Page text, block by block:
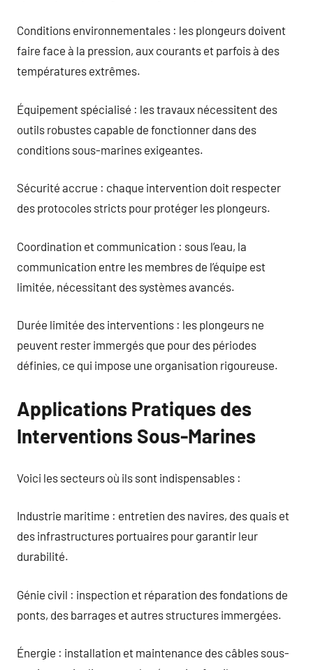
Conditions environnementales : les plongeurs doivent
faire face à la pression, aux courants et parfois à des
températures extrêmes.
Équipement spécialisé : les travaux nécessitent des
outils robustes capable de fonctionner dans des
conditions sous-marines exigeantes.
Sécurité accrue : chaque intervention doit respecter
des protocoles stricts pour protéger les plongeurs.
Coordination et communication : sous l’eau, la
communication entre les membres de l’équipe est
limitée, nécessitant des systèmes avancés.
Durée limitée des interventions : les plongeurs ne
peuvent rester immergés que pour des périodes
définies, ce qui impose une organisation rigoureuse.
Applications Pratiques des
Interventions Sous-Marines
Voici les secteurs où ils sont indispensables :
Industrie maritime : entretien des navires, des quais et
des infrastructures portuaires pour garantir leur
durabilité.
Génie civil : inspection et réparation des fondations de
ponts, des barrages et autres structures immergées.
Énergie : installation et maintenance des câbles sous-